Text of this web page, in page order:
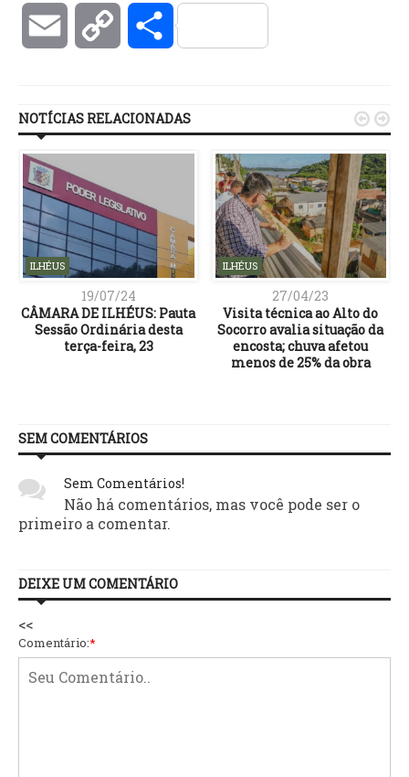
Email Copy Compartilhar
NOTÍCIAS RELACIONADAS
ILHÉUS
19/07/24
CÂMARA DE ILHÉUS: Pauta
Sessão Ordinária desta
terça-feira, 23
ILHÉUS
27/04/23
Visita técnica ao Alto do
Socorro avalia situação da
encosta; chuva afetou
menos de 25% da obra
 
SEM COMENTÁRIOS
Sem Comentários!
Não há comentários, mas você pode ser o
primeiro a comentar.
DEIXE UM COMENTÁRIO
<<
Comentário:*